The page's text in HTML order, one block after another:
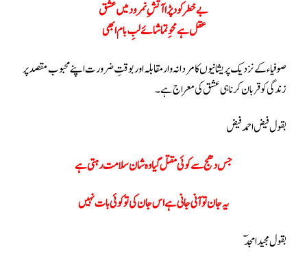
بے خطر کود پڑا آتشِ نمرود میں عشق
عقل ہے محوِ تماشائے لبِ بام ابھی
صوفیاء کے نزدیک پریشانیوں کا مردانہ وار مقابلہ اور بوقتِ ضرورت اپنے محبوب مقصد پر
زندگی کو قربان کرنا ہی عشق کی معراج ہے۔
بقول فیض احمد فیض
جس دھج سے کوئی مقتل گیا وہ شان سلامت رہتی ہے
یہ جان تو آنی جانی ہے اس جان کی تو کوئی بات نہیں
بقول مجید امجدٓ